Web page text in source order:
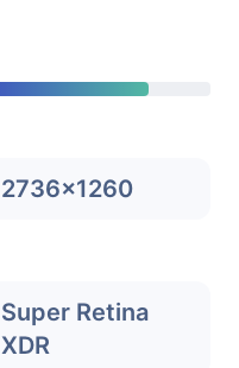
2736x1260
Super Retina
XDR